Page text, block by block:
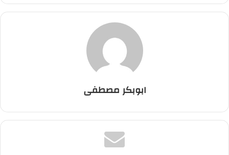
ابوبكر مصطفى